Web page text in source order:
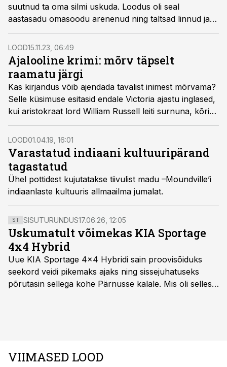
suutnud ta oma silmi uskuda. Loodus oli seal
aastasadu omasoodu arenenud ning taltsad linnud ja
eripalgelised kilpkonnad viisid Darwini liikide päritolu
jälile. Evolutsiooniteooria lükkas ümber aastatuhandeid
valitsenud ebausu ja pani isegi kõige veendunumad
kristlased piibli sõnas kahtlema.
LOOD15.11.23, 06:49
Ajalooline krimi: mõrv täpselt
raamatu järgi
Kas kirjandus võib ajendada tavalist inimest mõrvama?
Selle küsimuse esitasid endale Victoria ajastu inglased,
kui aristokraat lord William Russell leiti surnuna, kõri
läbi lõigatud.
LOOD01.04.19, 16:01
Varastatud indiaani kultuuripärand
tagastatud
Ühel pottidest kujutatakse tiivulist madu –Moundville’i
indiaanlaste kultuuris allmaailma jumalat.
ST SISUTURUNDUS17.06.26, 12:05
Uskumatult võimekas KIA Sportage
4x4 Hybrid
Uue KIA Sportage 4x4 Hybridi sain proovisõiduks
seekord veidi pikemaks ajaks ning sissejuhatuseks
põrutasin sellega kohe Pärnusse kalale. Mis oli selles
VIIMASED LOOD